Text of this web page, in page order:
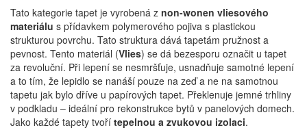
Tato kategorie tapet je vyrobená z non-wonen vliesového
materiálu s přídavkem polymerového pojiva s plastickou
strukturou povrchu. Tato struktura dává tapetám pružnost a
pevnost. Tento materiál (Vlies) se dá bezesporu označit u tapet
za revoluční. Při lepení se nesmršťuje, usnadňuje samotné lepení
a to tím, že lepidlo se nanáší pouze na zeď a ne na samotnou
tapetu jak bylo dříve u papírových tapet. Překlenuje jemné trhliny
v podkladu – ideální pro rekonstrukce bytů v panelových domech.
Jako každé tapety tvoří tepelnou a zvukovou izolaci.